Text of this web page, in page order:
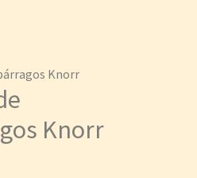
Knorr